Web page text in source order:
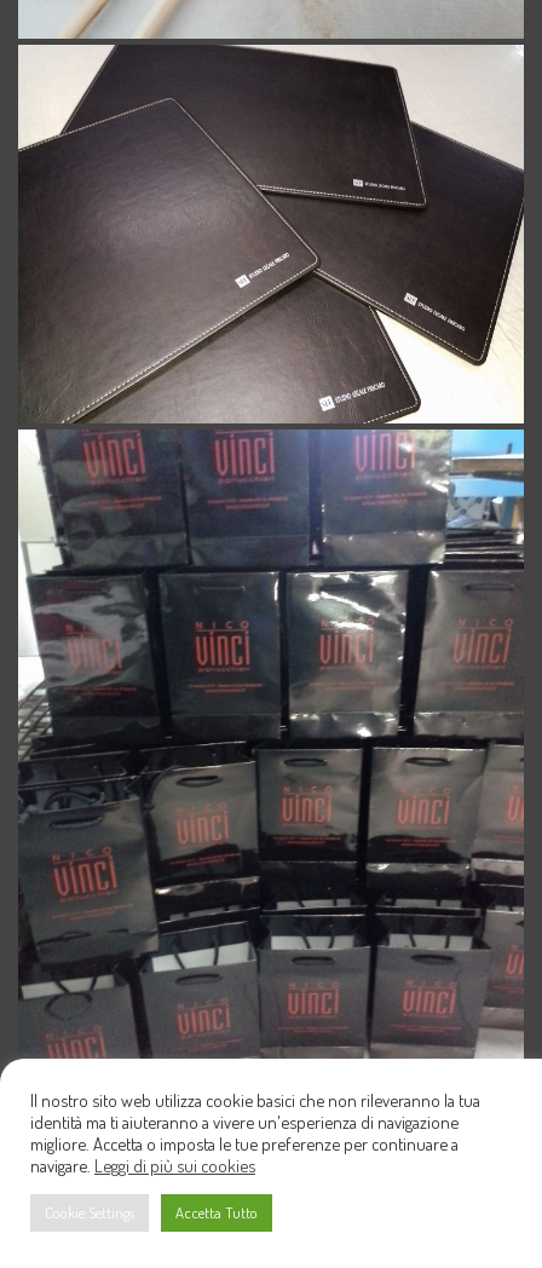
Il nostro sito web utilizza cookie basici che non rileveranno la tua
identità ma ti aiuteranno a vivere un'esperienza di navigazione
migliore. Accetta o imposta le tue preferenze per continuare a
navigare. Leggi di più sui cookies
Cookie Settings Accetta Tutto